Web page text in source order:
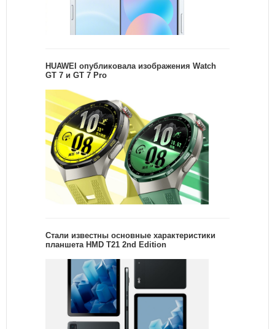
HUAWEI опубликовала изображения Watch
GT 7 и GT 7 Pro
Стали известны основные характеристики
планшета HMD T21 2nd Edition